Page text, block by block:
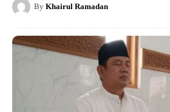
By Khairul Ramadan